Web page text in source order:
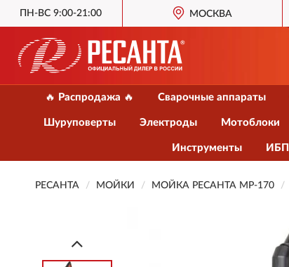
ПН-ВС 9:00-21:00 МОСКВА
🔥 Распродажа 🔥 Сварочные аппараты
Шуруповерты Электроды Мотоблоки
Инструменты ИБП
РЕСАНТА МОЙКИ МОЙКА РЕСАНТА МР-170